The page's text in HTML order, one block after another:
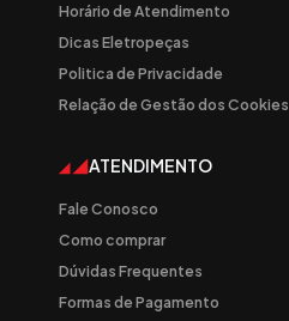
Horário de Atendimento
Dicas Eletropeças
Politica de Privacidade
Relação de Gestão dos Cookies
ATENDIMENTO
Fale Conosco
Como comprar
Dúvidas Frequentes
Formas de Pagamento